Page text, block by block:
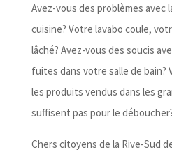
Avez-vous des problèmes avec
cuisine? Votre lavabo coule,
lâché? Avez-vous des soucis
fuites dans votre salle de bain?
les produits vendus dans les
suffisent pas pour le
Chers citoyens de la Rive-Sud